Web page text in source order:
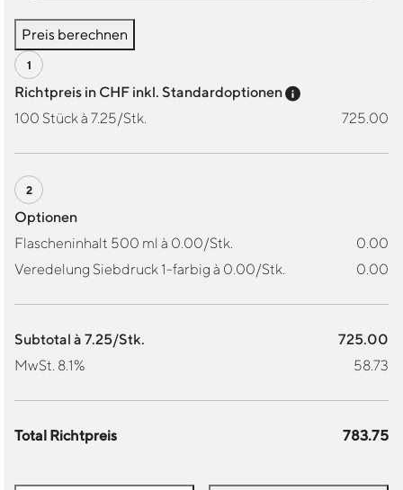
Preis berechnen
Richtpreis in CHF inkl. Standardoptionen
Preis-Tooltip
100 Stück à 7.25/Stk.
725.00
Optionen
Flascheninhalt 500 ml à 0.00/Stk.
0.00
Veredelung Siebdruck 1-farbig à 0.00/Stk.
0.00
Subtotal à 7.25/Stk.
725.00
MwSt. 8.1%
58.73
Total Richtpreis 783.75